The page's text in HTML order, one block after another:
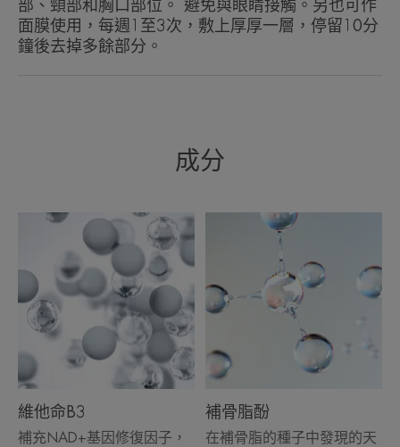
配方。獲8項臨床研究證實的高效
能感官配方。
• 從第1天開始強效滋養**
• 93%女性膚色更明亮***
質地
內容物香味
部、頸部和胸口部位。 避免與眼睛接觸。另也可作
面膜使用，每週1至3次，敷上厚厚一層，停留10分
鐘後去掉多餘部分。
成分
維他命B3
補充NAD+基因修復因子，
補骨脂酚
在補骨脂的種子中發現的天